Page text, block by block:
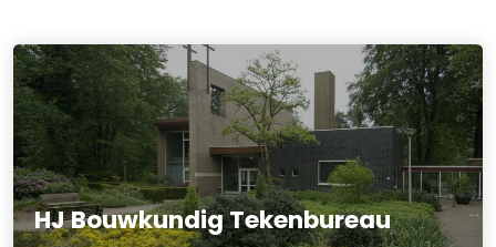
HJ Bouwkundig Tekenbureau